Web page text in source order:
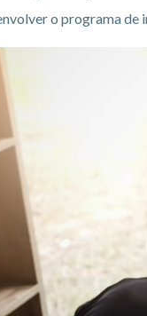
o programa de